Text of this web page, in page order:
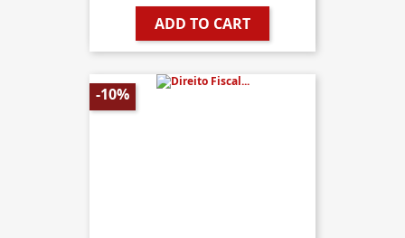
ADD TO CART
-10%